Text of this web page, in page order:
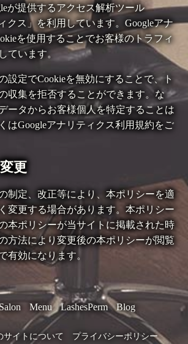
が提供するアクセス解析ツール
クス」を利用しています。Googleアナ
を使用することでお客様のトラフィ
ています。
設定でCookieを無効にすることで、ト
収集を拒否することができます。な
ータからお客様個人を特定することは
はGoogleアナリティクス利用規約をご
更
制定、改正等により、本ポリシーを適
変更する場合があります。本ポリシー
本ポリシーが当サイトに掲載された時
方法により変更後の本ポリシーが閲覧
有効になります。
Salon Menu LashesPerm Blog
サイトについて プライバシーポリシー